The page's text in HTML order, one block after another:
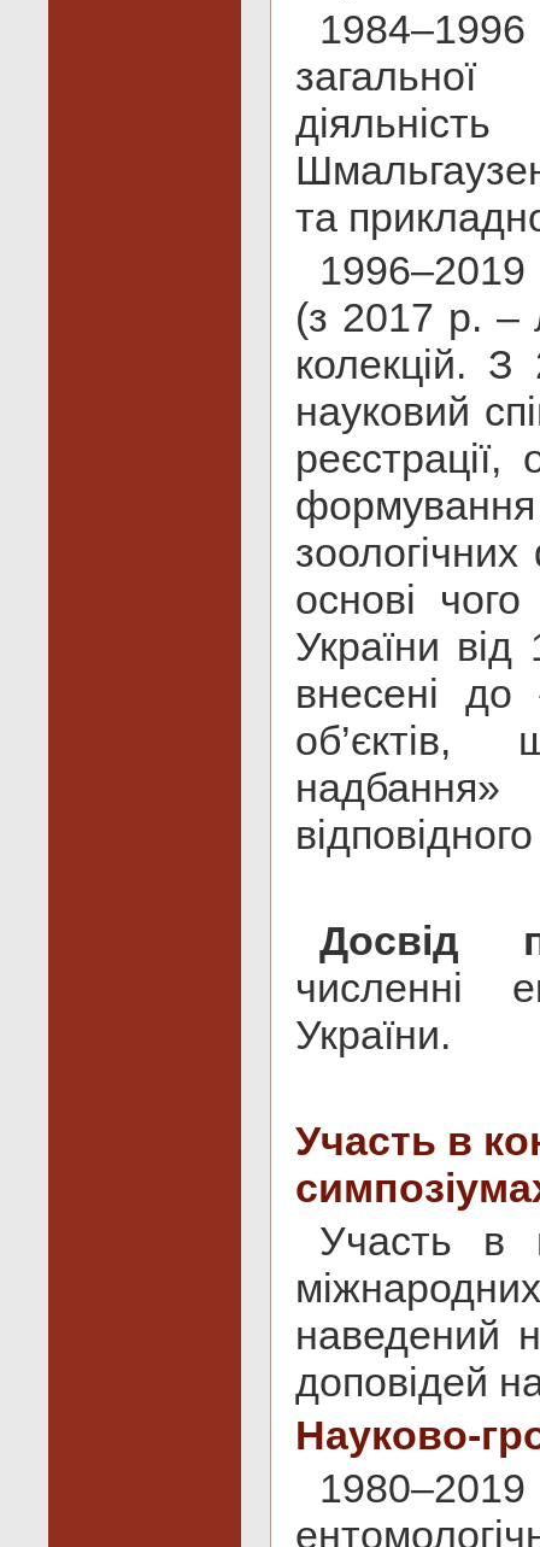
1984–1996
та
1996–2019
(з 2017 р. –
колекцій.
науковий
реєстрації,
основі
України
внесені до
об’єктів,
Досвід
численні
України.
Участь в
Участь в
наведений
доповідей
Науково-